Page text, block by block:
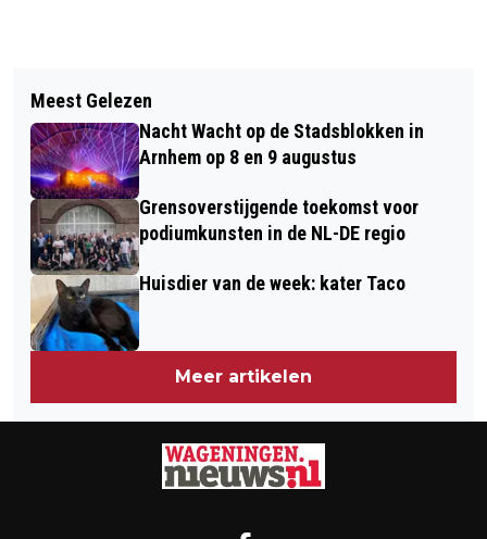
SNORHAREN: DEBUUT VAN
OPRICHTSTER STICHTING KAT IN
NOOD
HERDENKING JAPANSE CAPITULATIE
BIJ RUMAH KITA
Meest Gelezen
Nacht Wacht op de Stadsblokken in
Arnhem op 8 en 9 augustus
Grensoverstijgende toekomst voor
podiumkunsten in de NL-DE regio
Huisdier van de week: kater Taco
Meer artikelen